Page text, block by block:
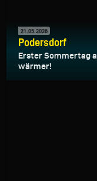
21.05.2026
Podersdorf
Erster Sommertag
wärmer!